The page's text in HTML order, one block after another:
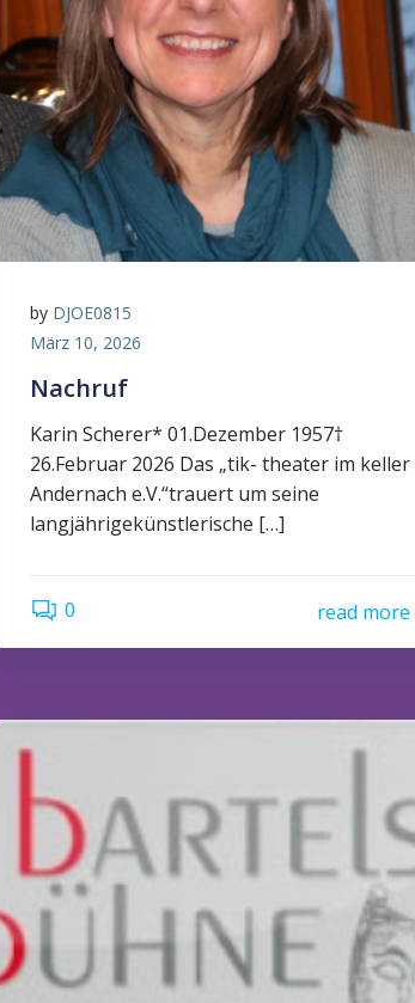
by DJOE0815
März 10, 2026
Nachruf
Karin Scherer* 01.Dezember 1957†
26.Februar 2026 Das „tik- theater im keller
Andernach e.V.“trauert um seine
langjährigekünstlerische […]
0 read more